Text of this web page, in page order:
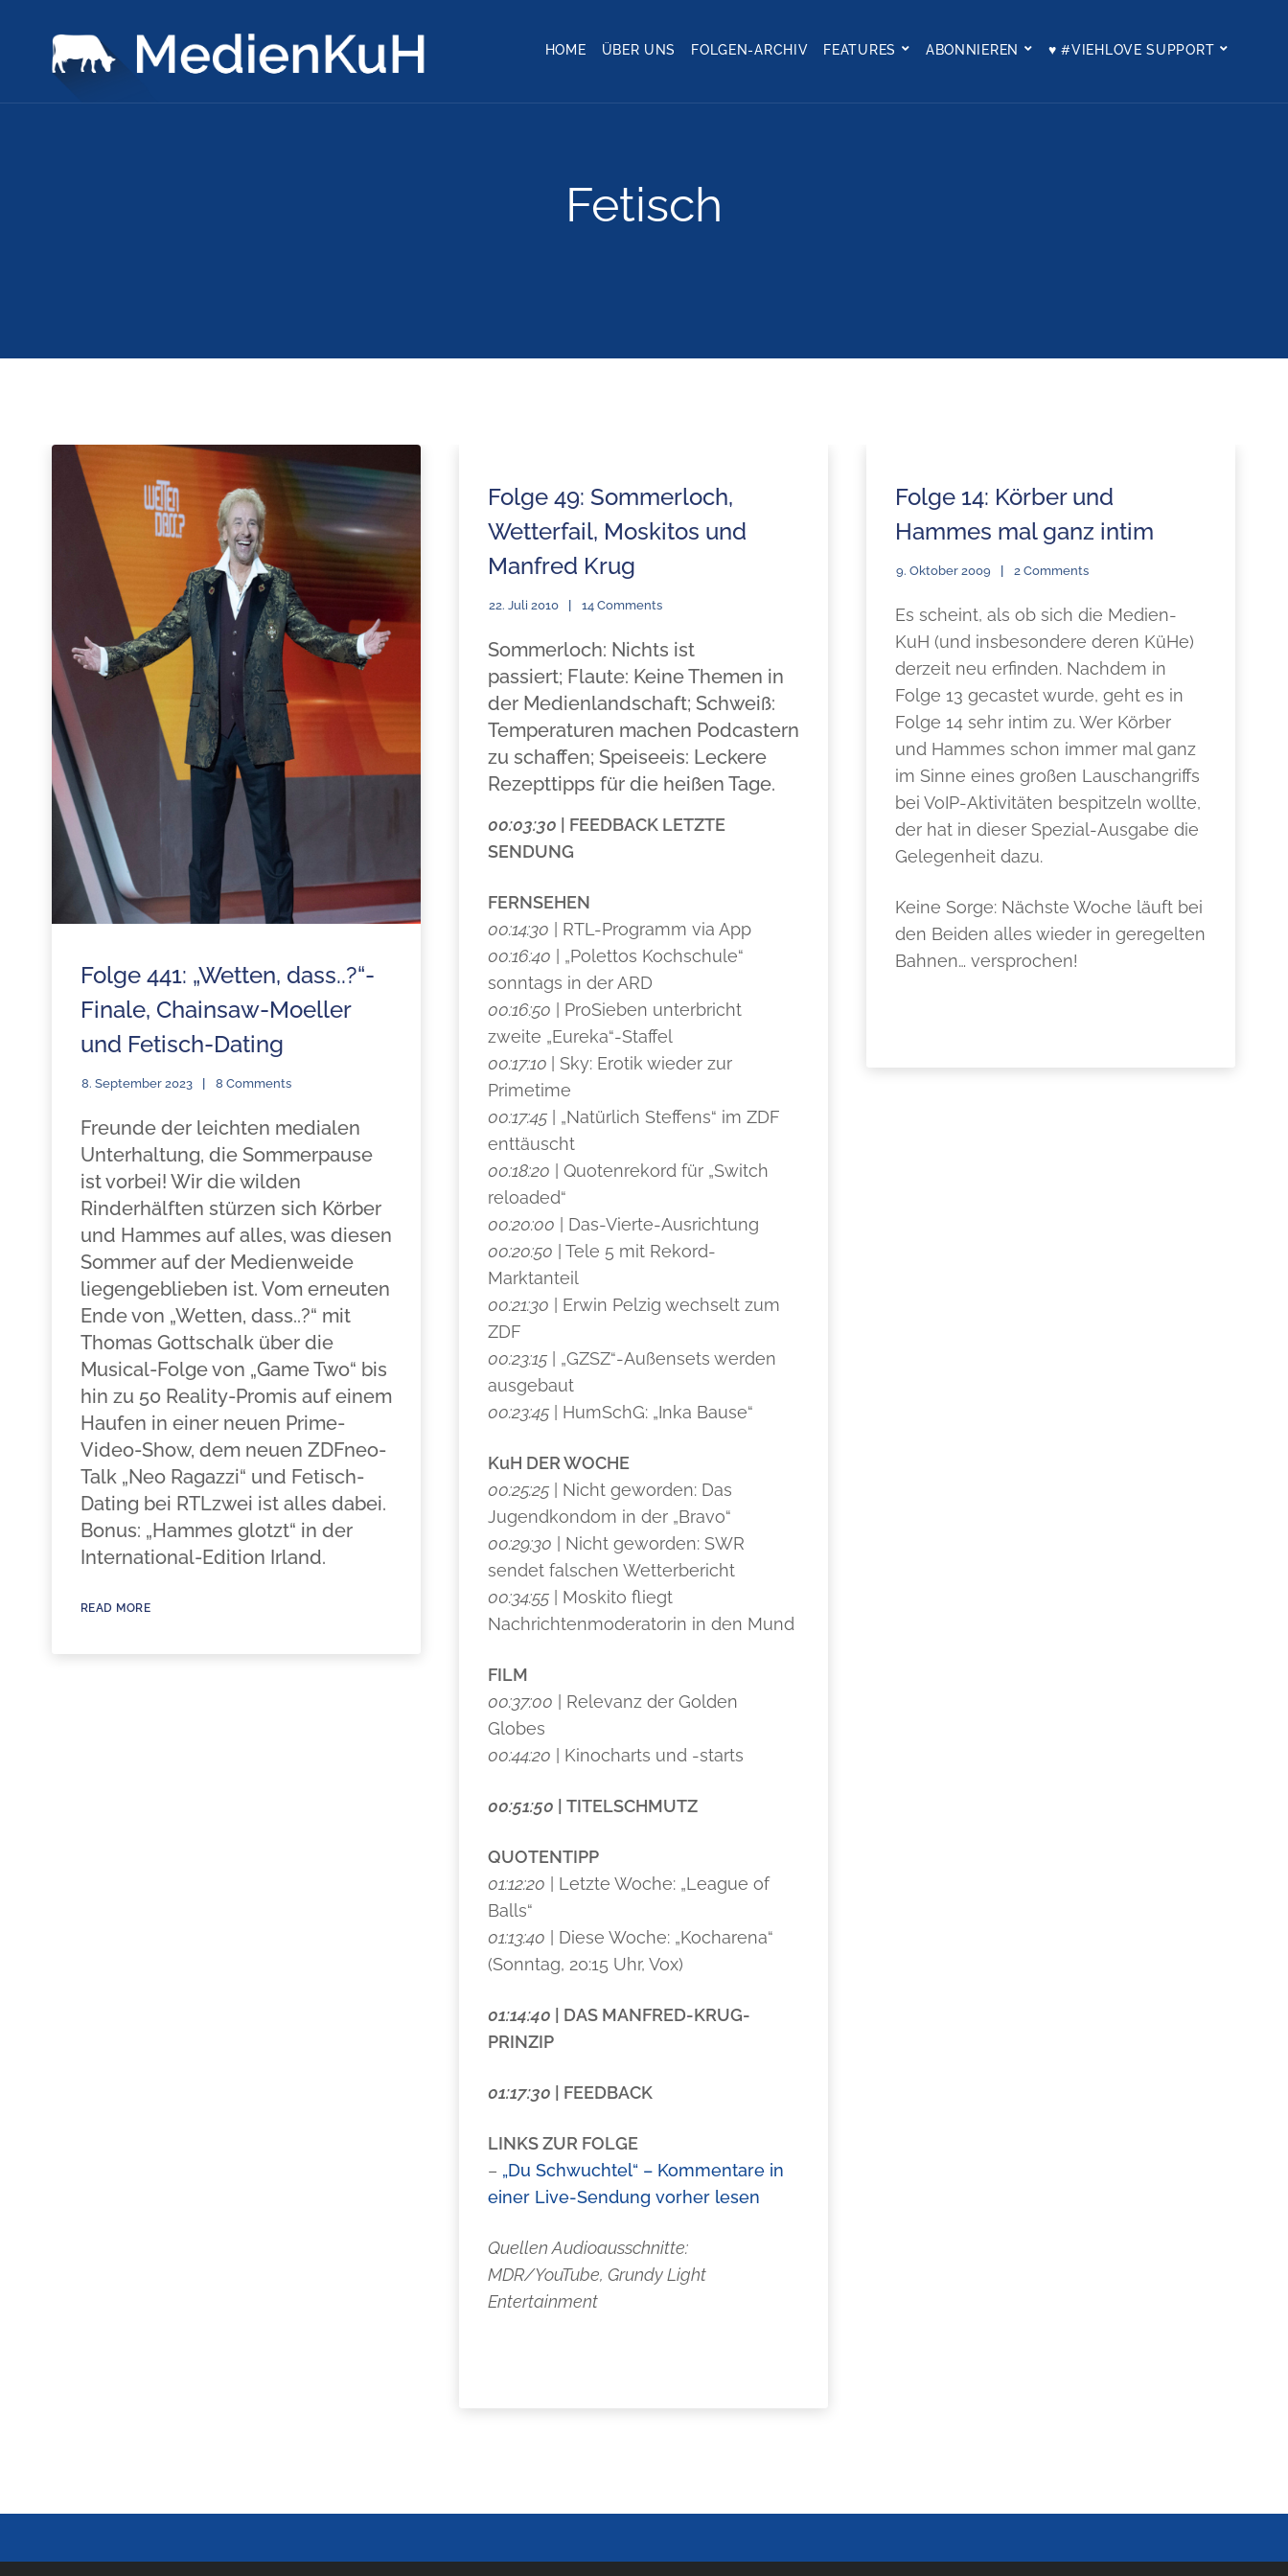
HOME ÜBER UNS FOLGEN-ARCHIV FEATURES ABONNIEREN ♥ #VIEHLOVE SUPPORT
Fetisch
Folge 441: „Wetten, dass..?“-
Finale, Chainsaw-Moeller
und Fetisch-Dating
8. September 2023 8 Comments
Freunde der leichten medialen
Unterhaltung, die Sommerpause
ist vorbei! Wir die wilden
Rinderhälften stürzen sich Körber
und Hammes auf alles, was diesen
Sommer auf der Medienweide
liegengeblieben ist. Vom erneuten
Ende von „Wetten, dass..?“ mit
Thomas Gottschalk über die
Musical-Folge von „Game Two“ bis
hin zu 50 Reality-Promis auf einem
Haufen in einer neuen Prime-
Video-Show, dem neuen ZDFneo-
Talk „Neo Ragazzi“ und Fetisch-
Dating bei RTLzwei ist alles dabei.
Bonus: „Hammes glotzt“ in der
International-Edition Irland.
READ MORE
Folge 49: Sommerloch,
Wetterfail, Moskitos und
Manfred Krug
22. Juli 2010 14 Comments
Sommerloch: Nichts ist
passiert; Flaute: Keine Themen in
der Medienlandschaft; Schweiß:
Temperaturen machen Podcastern
zu schaffen; Speiseeis: Leckere
Rezepttipps für die heißen Tage.
00:03:30
| FEEDBACK LETZTE
SENDUNG
FERNSEHEN
00:14:30 | RTL-Programm via App
00:16:40 | „Polettos Kochschule“
sonntags in der ARD
00:16:50 | ProSieben unterbricht
zweite „Eureka“-Staffel
00:17:10
| Sky: Erotik wieder zur
Primetime
00:17:45| „Natürlich Steffens“ im ZDF
enttäuscht
00:18:20 | Quotenrekord für „Switch
reloaded“
00:20:00 | Das-Vierte-Ausrichtung
00:20:50 | Tele 5 mit Rekord-
Marktanteil
00:21:30 | Erwin Pelzig wechselt zum
ZDF
00:23:15| „GZSZ“-Außensets werden
ausgebaut
00:23:45| HumSchG: „Inka Bause“
KuH DER WOCHE
00:25:25| Nicht geworden: Das
Jugendkondom in der „Bravo“
00:29:30 | Nicht geworden: SWR
sendet falschen Wetterbericht
00:34:55| Moskito fliegt
Nachrichtenmoderatorin in den Mund
FILM
00:37:00 | Relevanz der Golden
Globes
00:44:20 | Kinocharts und -starts
00:51:50 | TITELSCHMUTZ
QUOTENTIPP
01:12:20 | Letzte Woche: „League of
Balls“
01:13:40 | Diese Woche: „Kocharena“
(Sonntag, 20:15 Uhr, Vox)
01:14:40 | DAS MANFRED-KRUG-
PRINZIP
01:17:30 | FEEDBACK
LINKS ZUR FOLGE
– „Du Schwuchtel“ – Kommentare in
einer Live-Sendung vorher lesen
Quellen Audioausschnitte:
MDR/YouTube, Grundy Light
Entertainment
Folge 14: Körber und
Hammes mal ganz intim
9. Oktober 2009 2 Comments
Es scheint, als ob sich die Medien-
KuH (und insbesondere deren KüHe)
derzeit neu erfinden. Nachdem in
Folge 13 gecastet wurde, geht es in
Folge 14 sehr intim zu. Wer Körber
und Hammes schon immer mal ganz
im Sinne eines großen Lauschangriffs
bei VoIP-Aktivitäten bespitzeln wollte,
der hat in dieser Spezial-Ausgabe die
Gelegenheit dazu.
Keine Sorge: Nächste Woche läuft bei
den Beiden alles wieder in geregelten
Bahnen… versprochen!